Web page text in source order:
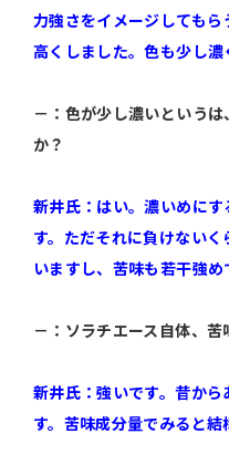
力強さをイメージしても
高くしました。色も少し濃
－：色が少し濃いという
か？
新井氏：はい。濃いめに
す。ただそれに負けない
いますし、苦味も若干強め
－：ソラチエース自体、
新井氏：強いです。昔か
す。苦味成分量でみると結